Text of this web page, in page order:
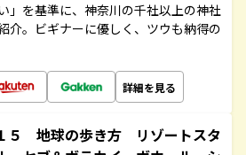
」を基準に、神奈川の千社以上の神社
介。ビギナーに優しく、ツウも納得の
詳細を見る
５ 地球の歩き方 リゾートスタ